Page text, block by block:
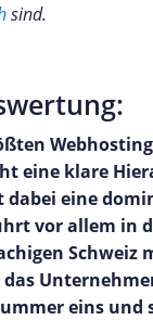
sind.
eine klare
eine
vor allem in
Schweiz
eins und